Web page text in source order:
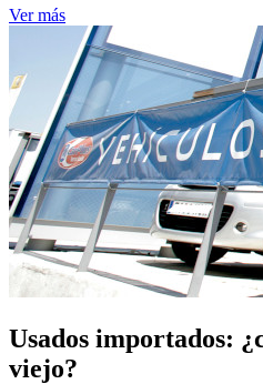
Ver más
Usados importados:
viejo?